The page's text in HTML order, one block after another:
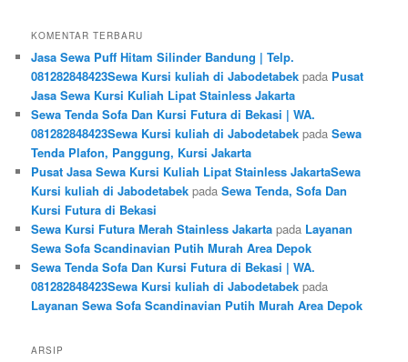
KOMENTAR TERBARU
Jasa Sewa Puff Hitam Silinder Bandung | Telp.
081282848423Sewa Kursi kuliah di Jabodetabek pada Pusat
Jasa Sewa Kursi Kuliah Lipat Stainless Jakarta
Sewa Tenda Sofa Dan Kursi Futura di Bekasi | WA.
081282848423Sewa Kursi kuliah di Jabodetabek padaSewa
Tenda Plafon, Panggung, Kursi Jakarta
Pusat Jasa Sewa Kursi Kuliah Lipat Stainless JakartaSewa
Kursi kuliah di Jabodetabek padaSewa Tenda, Sofa Dan
Kursi Futura di Bekasi
Sewa Kursi Futura Merah Stainless Jakarta pada Layanan
Sewa Sofa Scandinavian Putih Murah Area Depok
Sewa Tenda Sofa Dan Kursi Futura di Bekasi | WA.
081282848423Sewa Kursi kuliah di Jabodetabek pada
Layanan Sewa Sofa Scandinavian Putih Murah Area Depok
ARSIP